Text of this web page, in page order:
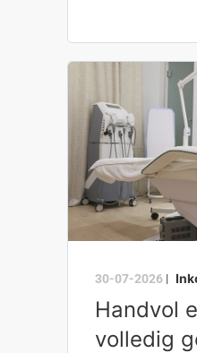
30-07-2026 |
Handvol
volledig